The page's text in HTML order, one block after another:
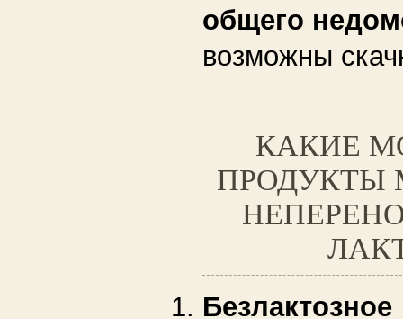
общего
возможны
КАКИЕ
ПРОДУКТЫ
Безлактозное